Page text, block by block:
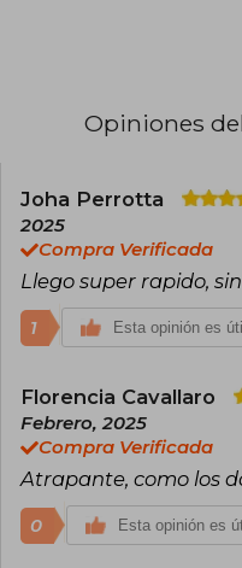
Rebecca
British Book
y su obra
Opiniones
Joha Perrotta
2025
Compra Verificada
Llego super rapido,
1 Esta opinión es útil
Florencia Cavallaro
Febrero, 2025
Compra Verificada
Atrapante, como los
0 Esta opinión es